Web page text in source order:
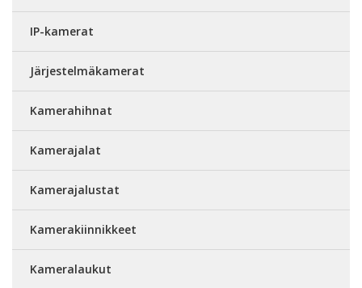
IP-kamerat
Järjestelmäkamerat
Kamerahihnat
Kamerajalat
Kamerajalustat
Kamerakiinnikkeet
Kameralaukut